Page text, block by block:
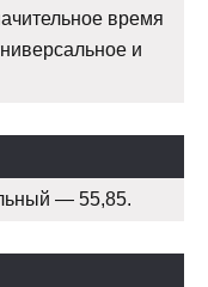
время
и
— 55,85.